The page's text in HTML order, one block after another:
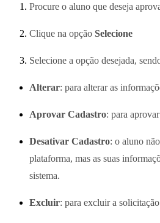
Procure o aluno que deseja
Clique na opção Selecione
Selecione a opção desejada,
Alterar: para alterar as
Aprovar Cadastro: para
Desativar Cadastro: o aluno
plataforma, mas as suas
sistema.
Excluir: para excluir a